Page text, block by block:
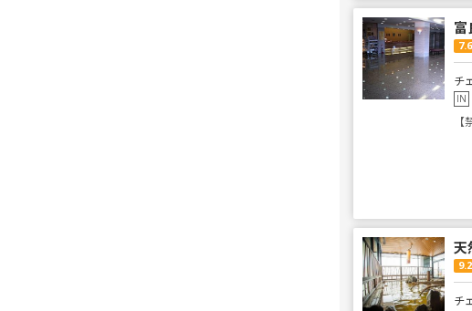
富
7.6
チ
IN
天
9.2
チ